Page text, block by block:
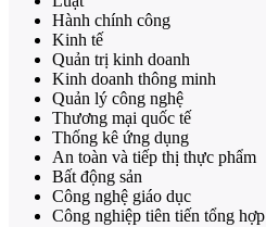
Hành chính công
Kinh tế
Quản trị kinh doanh
Kinh doanh thông minh
Quản lý công nghệ
Thương mại quốc tế
Thống kê ứng dụng
An toàn và tiếp thị thực phẩm
Bất động sản
Công nghệ giáo dục
Công nghiệp tiên tiến tổng hợp